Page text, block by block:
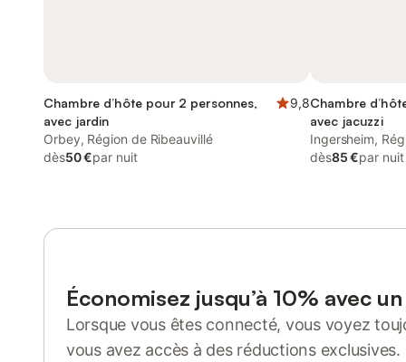
Chambre d’hôte pour 2 personnes,
avec jardin
9,8
Orbey, Région de Ribeauvillé
dès50 €par nuit
Chambre
avec jacuzzi
Ingersheim,
dès85 €par nuit
Économisez jusqu’à 10% avec
Lorsque vous êtes connecté, vous voyez
vous avez accès à des réductions exclusives.